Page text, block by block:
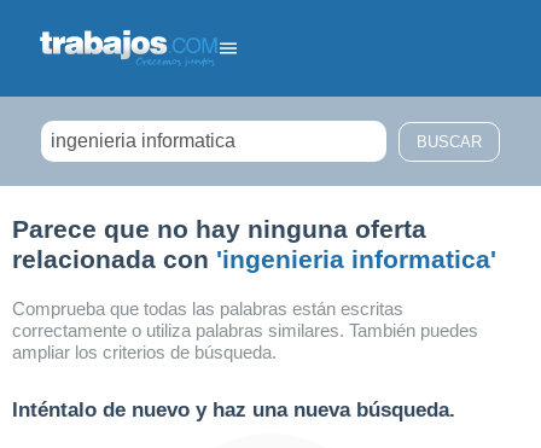
Parece que no hay ninguna oferta
relacionada con 'ingenieria informatica'
Comprueba que todas las palabras están escritas
correctamente o utiliza palabras similares. También puedes
ampliar los criterios de búsqueda.
Inténtalo de nuevo y haz una nueva búsqueda.